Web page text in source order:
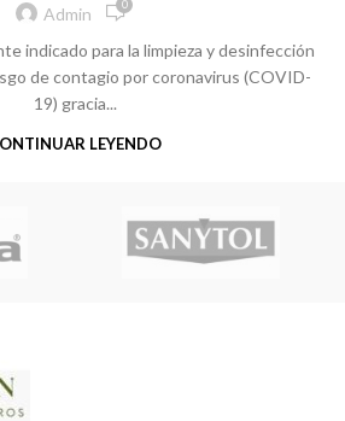
Admin 0
indicado para la limpieza y desinfección
de contagio por coronavirus (COVID-
19) gracia...
LEYENDO